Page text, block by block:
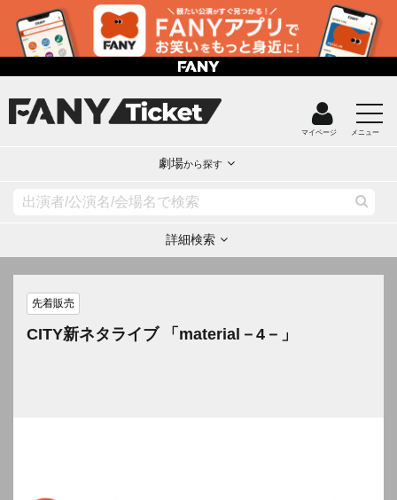
マイページ メニュー
劇場から探す
詳細検索
先着販売
CITY新ネタライブ 「material－4－」